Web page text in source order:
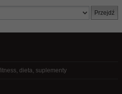
dieta, suplementy